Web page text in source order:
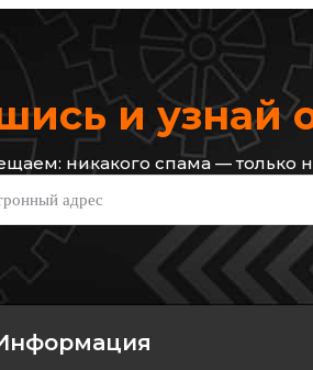
+ шайба Citroen
309/405 -96
01- (M16x1.5)
Код: 77 03 075 347
86 грн
и узнай
никакого спама — только
адрес